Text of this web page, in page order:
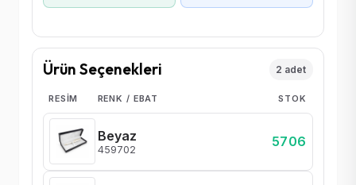
Ürün Seçenekleri 2 adet
RESIM RENK / EBAT STOK
Beyaz
459702 5706